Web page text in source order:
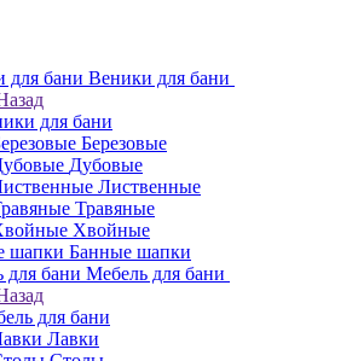
Веники для бани
для бани
Березовые
Дубовые
Лиственные
Травяные
Хвойные
Банные шапки
Мебель для бани
для бани
Лавки